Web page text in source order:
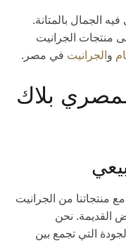
الجمال بالمتانة.
منتجات الجرانيت
و الجرانيت في مصر.
بلاك
منتجاتنا من الجرانيت
القديمة. نحن
التي تجمع بين